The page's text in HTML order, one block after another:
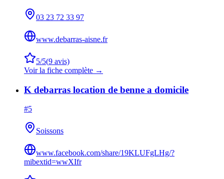
03 23 72 33 97
www.debarras-aisne.fr
5/5(9 avis)
Voir la fiche complète →
K debarras location de benne a domicile
#5
Soissons
www.facebook.com/share/19KLUFgLHg/?
mibextid=wwXIfr